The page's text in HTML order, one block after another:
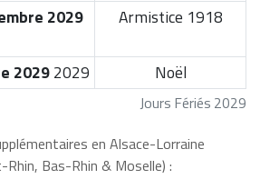
Jours Fériés 2029
2029
Armistice 1918
20292029 Noël
en Alsace-Lorraine
Bas-Rhin & Moselle) :